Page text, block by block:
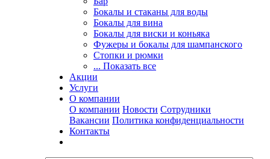
Бокалы и стаканы для воды
Бокалы для вина
Бокалы для виски и коньяка
Фужеры и бокалы для шампанского
Стопки и рюмки
... Показать все
Акции
Услуги
О компании
О компании Новости Сотрудники
Вакансии Политика конфиденциальности
Контакты